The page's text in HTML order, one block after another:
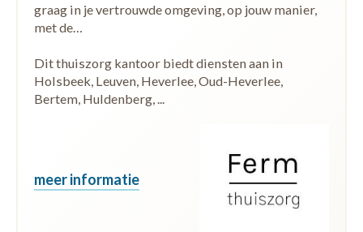
graag in je vertrouwde omgeving, op jouw manier,
met de…
Dit thuiszorg kantoor biedt diensten aan in
Holsbeek, Leuven, Heverlee, Oud-Heverlee,
Bertem, Huldenberg, ...
meer informatie